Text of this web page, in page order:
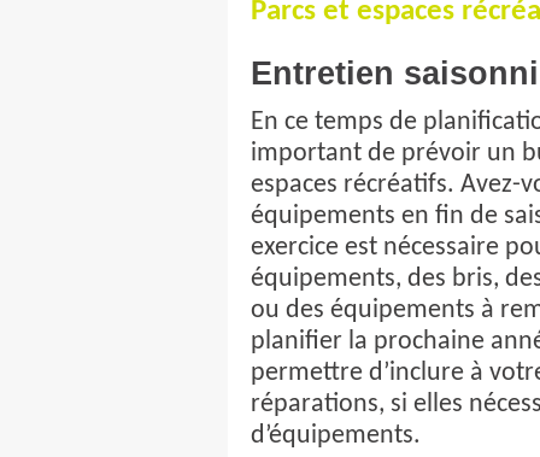
Parcs et espaces
Entretien
En ce temps de
important de prévoir un
espaces récréatifs. Avez-
équipements en fin de
exercice est nécessaire
équipements, des bris,
ou des équipements à
planifier la prochaine
permettre d’inclure à
réparations, si elles
d’équipements.